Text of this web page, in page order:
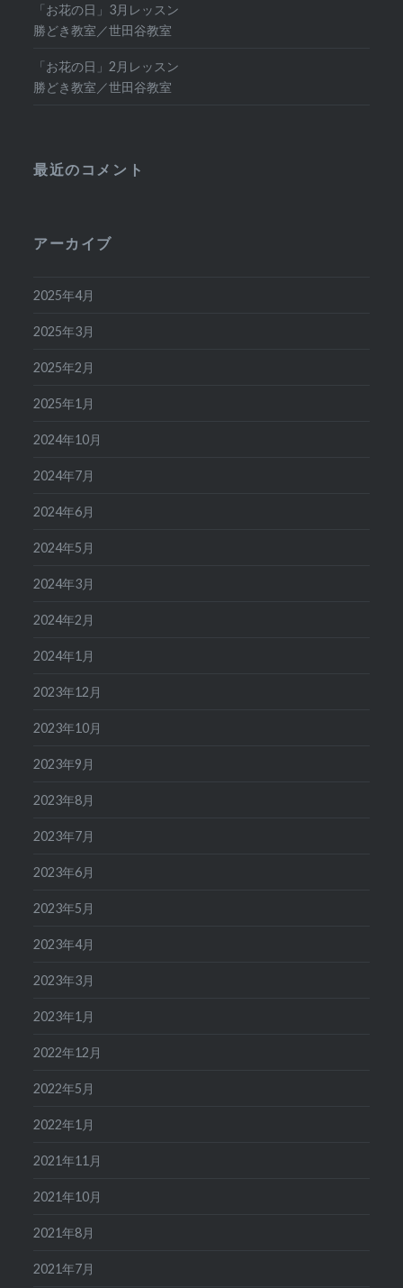
「お花の日」3月レッスン
勝どき教室／世田谷教室
「お花の日」2月レッスン
勝どき教室／世田谷教室
最近のコメント
アーカイブ
2025年4月
2025年3月
2025年2月
2025年1月
2024年10月
2024年7月
2024年6月
2024年5月
2024年3月
2024年2月
2024年1月
2023年12月
2023年10月
2023年9月
2023年8月
2023年7月
2023年6月
2023年5月
2023年4月
2023年3月
2023年1月
2022年12月
2022年5月
2022年1月
2021年11月
2021年10月
2021年8月
2021年7月